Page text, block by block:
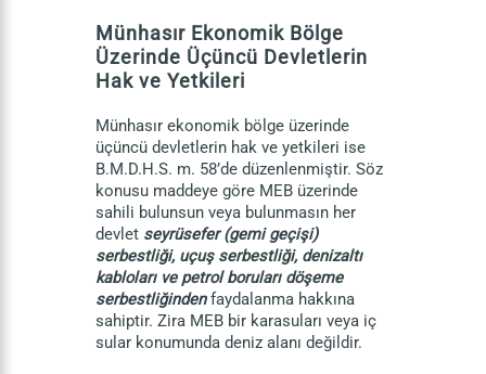
Münhasır Ekonomik Bölge
Üzerinde Üçüncü Devletlerin
Hak ve Yetkileri
Münhasır ekonomik bölge üzerinde
üçüncü devletlerin hak ve yetkileri ise
B.M.D.H.S. m. 58’de düzenlenmiştir. Söz
konusu maddeye göre MEB üzerinde
sahili bulunsun veya bulunmasın her
devlet seyrüsefer (gemi geçişi)
serbestliği, uçuş serbestliği, denizaltı
kabloları ve petrol boruları döşeme
serbestliğindenfaydalanma hakkına
sahiptir. Zira MEB bir karasuları veya iç
sular konumunda deniz alanı değildir.